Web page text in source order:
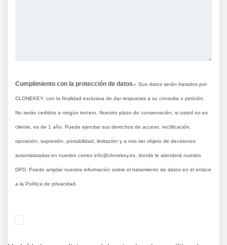
Cumplimiento con la protección de datos.- Sus datos serán tratados por
CLONEKEY. con la finalidad exclusiva de dar respuesta a su consulta o petición.
No serán cedidos a ningún tercero. Nuestro plazo de conservación, si usted no es
cliente, es de 1 año. Puede ejercitar sus derechos de acceso, rectificación,
oposición, supresión, portabilidad, limitación y a nos ser objeto de decisiones
automatizadas en nuestro correo info@clonekey.es, donde le atenderá nuestro
DPD. Puede ampliar nuestra información sobre el tratamiento de datos en el enlace
a la Política de privacidad.